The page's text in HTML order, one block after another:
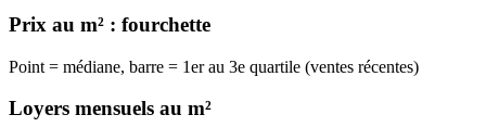
Prix au m² : fourchette
Point = médiane, barre = 1er au 3e quartile (ventes récentes)
Loyers mensuels au m²